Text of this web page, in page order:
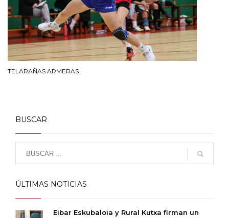
TELARAÑAS ARMERAS
BUSCAR
ÚLTIMAS NOTICIAS
Eibar Eskubaloia y Rural Kutxa firman un